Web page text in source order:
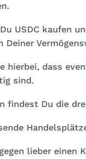
USDC kaufen
Deiner
hierbei, dass
sind.
findest Du die
lieber